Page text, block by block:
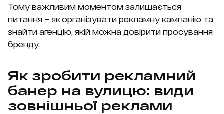
Тому важливим моментом залишається
питання – як організувати рекламну кампанію та
знайти агенцію, якій можна довірити просування
бренду.
Як зробити рекламний
банер на вулицю: види
зовнішньої реклами